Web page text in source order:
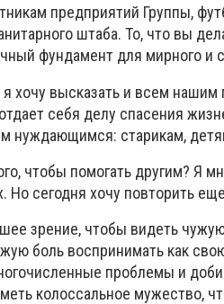
предприятий Группы,
штаба. То, что вы
фундамент для мирного и
я хочу высказать и всем
себя делу спасения
нуждающимся: старикам,
чтобы помогать другим? Я
Но сегодня хочу повторить
зрение, чтобы видеть
боль воспринимать как
проблемы и
колоссальное мужество,